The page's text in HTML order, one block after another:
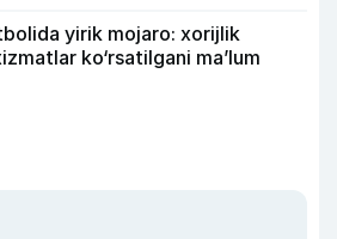
yirik mojaro: xorijlik
ko‘rsatilgani ma’lum